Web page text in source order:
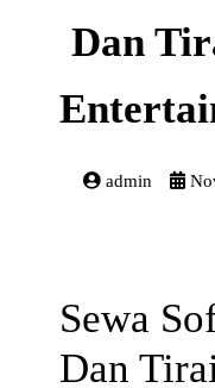
Dan
admin
Sewa
Dan